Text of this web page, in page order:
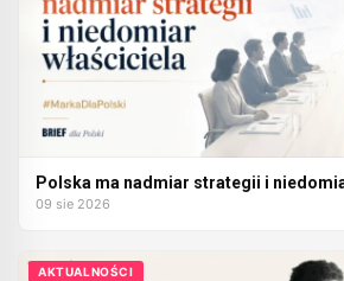
Polska ma nadmiar strategii i
09 sie 2026
AKTUALNOŚCI